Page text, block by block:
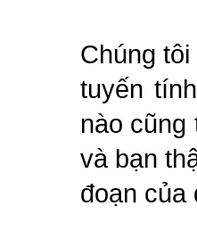
Chúng
tuyến
nào cũng
và bạn
đoạn của